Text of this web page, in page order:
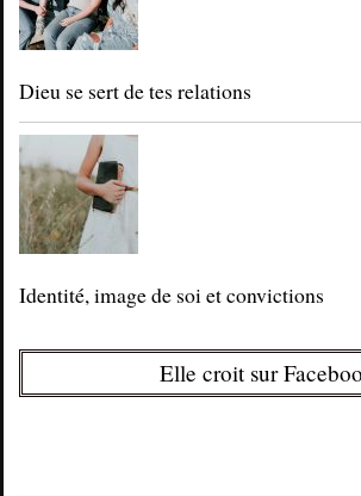
Dieu se sert de tes relations
Identité, image de soi et convictions
Elle croit sur